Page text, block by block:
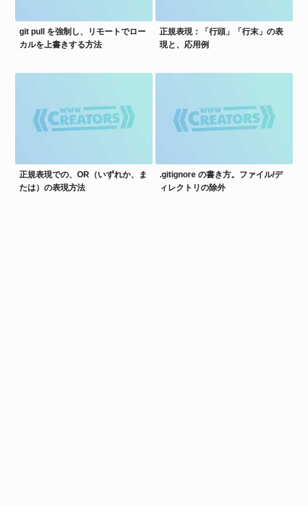
git pull を強制し、リモートでロー
カルを上書きする方法
正規表現：「行頭」「行末」の表
現と、応用例
正規表現での、OR（いずれか、ま
たは）の表現方法
.gitignore の書き方。ファイル/デ
ィレクトリの除外